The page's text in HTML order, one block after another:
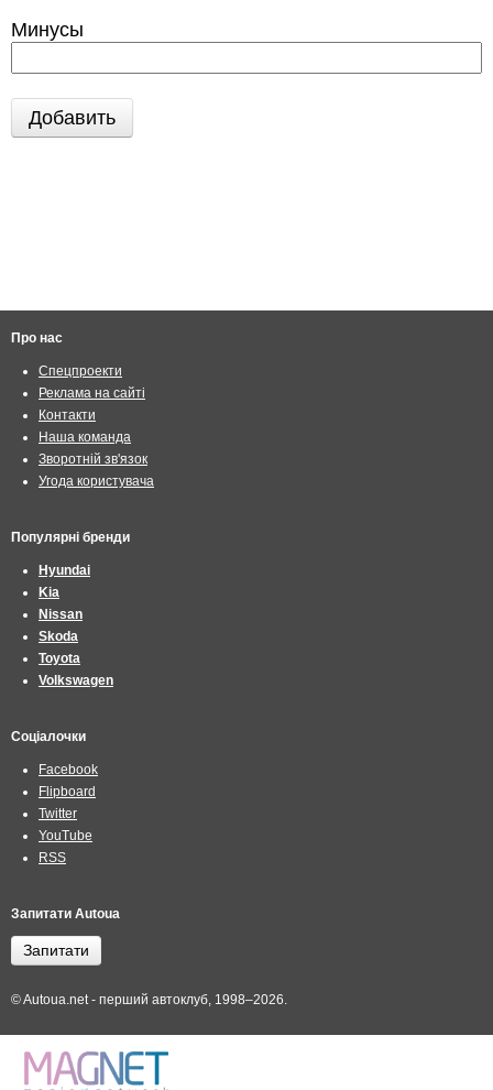
Минусы
Про нас
Спецпроекти
Реклама на сайті
Контакти
Наша команда
Зворотній зв'язок
Угода користувача
Популярні бренди
Hyundai
Kia
Nissan
Skoda
Toyota
Volkswagen
Соціалочки
Facebook
Flipboard
Twitter
YouTube
RSS
Запитати Autoua
Запитати
© Autoua.net - перший автоклуб, 1998–2026.